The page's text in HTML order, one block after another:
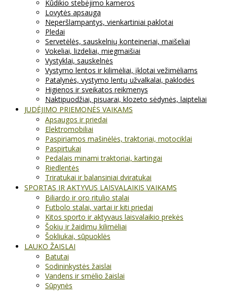
Kūdikio stebėjimo kameros
Lovytės apsauga
Neperšlampantys, vienkartiniai paklotai
Pledai
Servetėlės, sauskelnių konteineriai, maišeliai
Vokeliai, lizdeliai, miegmaišiai
Vystyklai, sauskelnės
Vystymo lentos ir kilimėliai, įklotai vežimėliams
Patalynės, vystymo lentų užvalkalai, paklodės
Higienos ir sveikatos reikmenys
Naktipuodžiai, pisuarai, klozeto sėdynės, laipteliai
JUDĖJIMO PRIEMONĖS VAIKAMS
Apsaugos ir priedai
Elektromobiliai
Paspiriamos mašinėlės, traktoriai, motociklai
Paspirtukai
Pedalais minami traktoriai, kartingai
Riedlentės
Triratukai ir balansiniai dviratukai
SPORTAS IR AKTYVUS LAISVALAIKIS VAIKAMS
Biliardo ir oro ritulio stalai
Futbolo stalai, vartai ir kiti priedai
Kitos sporto ir aktyvaus laisvalaikio prekės
Šokių ir žaidimų kilimėliai
Šokliukai, sūpuoklės
LAUKO ŽAISLAI
Batutai
Sodininkystės žaislai
Vandens ir smėlio žaislai
Sūpynės